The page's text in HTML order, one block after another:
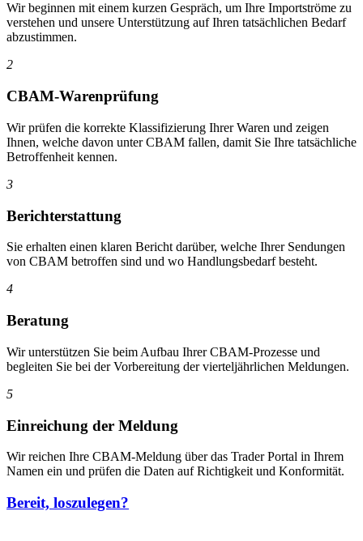
Wir beginnen mit einem kurzen Gespräch, um Ihre Importströme zu
verstehen und unsere Unterstützung auf Ihren tatsächlichen Bedarf
abzustimmen.
2
CBAM-Warenprüfung
Wir prüfen die korrekte Klassifizierung Ihrer Waren und zeigen
Ihnen, welche davon unter CBAM fallen, damit Sie Ihre tatsächliche
Betroffenheit kennen.
3
Berichterstattung
Sie erhalten einen klaren Bericht darüber, welche Ihrer Sendungen
von CBAM betroffen sind und wo Handlungsbedarf besteht.
4
Beratung
Wir unterstützen Sie beim Aufbau Ihrer CBAM-Prozesse und
begleiten Sie bei der Vorbereitung der vierteljährlichen Meldungen.
5
Einreichung der Meldung
Wir reichen Ihre CBAM-Meldung über das Trader Portal in Ihrem
Namen ein und prüfen die Daten auf Richtigkeit und Konformität.
Bereit, loszulegen?